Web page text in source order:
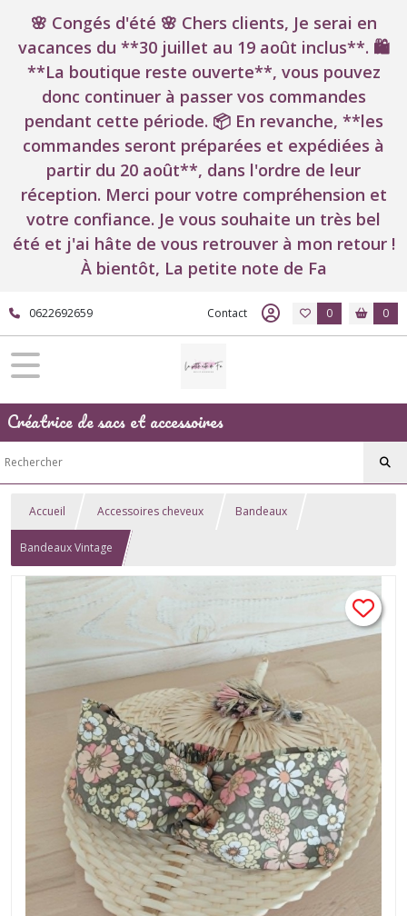
🌸 Congés d'été 🌸 Chers clients, Je serai en
vacances du **30 juillet au 19 août inclus**. 🛍️
**La boutique reste ouverte**, vous pouvez
donc continuer à passer vos commandes
pendant cette période. 📦 En revanche, **les
commandes seront préparées et expédiées à
partir du 20 août**, dans l'ordre de leur
réception. Merci pour votre compréhension et
votre confiance. Je vous souhaite un très bel
été et j'ai hâte de vous retrouver à mon retour !
À bientôt, La petite note de Fa
0622692659 Contact 0 0
Créatrice de sacs et accessoires
Accueil Accessoires cheveux Bandeaux
Bandeaux Vintage